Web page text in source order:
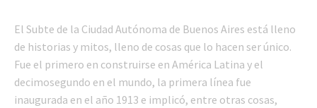
El Subte de la Ciudad Autónoma de Buenos Aires está lleno
de historias y mitos, lleno de cosas que lo hacen ser único.
Fue el primero en construirse en América Latina y el
decimosegundo en el mundo, la primera línea fue
inaugurada en el año 1913 e implicó, entre otras cosas,